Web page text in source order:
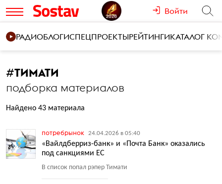
Войти
РАДИОБЛОГИСПЕЦПРОЕКТЫРЕЙТИНГИКАТАЛОГ
#ТИМАТИ
подборка материалов
Найдено 43 материала
потребрынок 24.04.2026 в 05:40
«Вайлдберриз-банк» и «Почта Банк» оказались
под санкциями ЕС
В список попал рэпер Тимати